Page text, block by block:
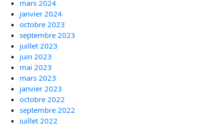
mars 2024
janvier 2024
octobre 2023
septembre 2023
juillet 2023
juin 2023
mai 2023
mars 2023
janvier 2023
octobre 2022
septembre 2022
juillet 2022